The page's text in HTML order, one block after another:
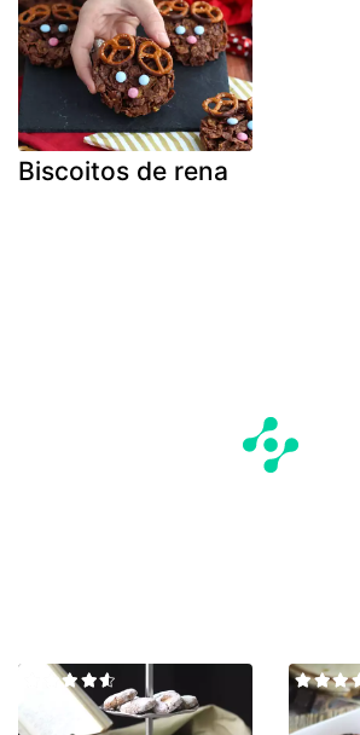
Biscoitos de rena